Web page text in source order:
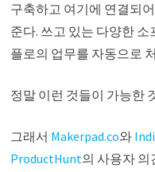
구축하고 여기에 연결되
준다. 쓰고 있는 다양한
플로의 업무를 자동으로
정말 이런 것들이 가능한
그래서 Makerpad.co와
ProductHunt의 사용자 의